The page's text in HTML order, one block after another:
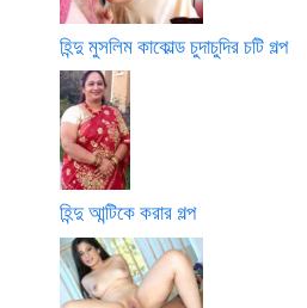
হিন্দু মুসলিম কাকোল্ড চুদাচুদির চটি গল্প
হিন্দু আন্টিকে করার গল্প